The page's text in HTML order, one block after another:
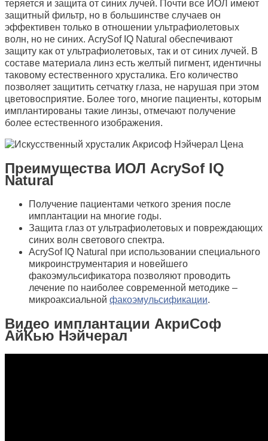
теряется и защита от синих лучей. Почти все ИОЛ имеют
защитный фильтр, но в большинстве случаев он
эффективен только в отношении ультрафиолетовых
волн, но не синих. AcrySof IQ Natural обеспечивают
защиту как от ультрафиолетовых, так и от синих лучей. В
составе материала линз есть желтый пигмент, идентичны
таковому естественного хрусталика. Его количество
позволяет защитить сетчатку глаза, не нарушая при этом
цветовосприятие. Более того, многие пациенты, которым
имплантированы такие линзы, отмечают получение
более естественного изображения.
Преимущества ИОЛ AcrySof IQ
Natural
Получение пациентами четкого зрения после
имплантации на многие годы.
Защита глаз от ультрафиолетовых и повреждающих
синих волн светового спектра.
AcrySof IQ Natural при использовании специального
микроинструментария и новейшего
факоэмульсификатора позволяют проводить
лечение по наиболее современной методике –
микроаксиальной факоэмульсификации.
Видео имплантации АкриСоф
АйКью Нэйчерал